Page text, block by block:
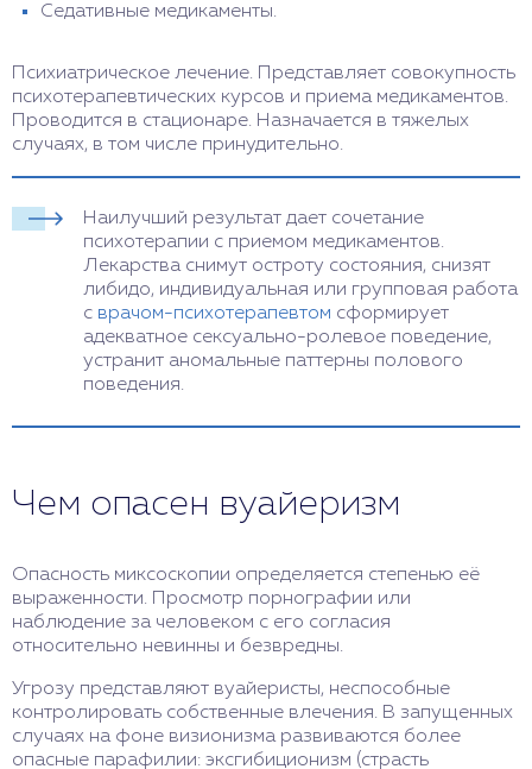
Седативные медикаменты.
Психиатрическое лечение. Представляет совокупность
психотерапевтических курсов и приема медикаментов.
Проводится в стационаре. Назначается в тяжелых
случаях, в том числе принудительно.
Наилучший результат дает сочетание
психотерапии с приемом медикаментов.
Лекарства снимут остроту состояния, снизят
либидо, индивидуальная или групповая работа
с врачом-психотерапевтом сформирует
адекватное сексуально-ролевое поведение,
устранит аномальные паттерны полового
поведения.
Чем опасен вуайеризм
Опасность миксоскопии определяется степенью её
выраженности. Просмотр порнографии или
наблюдение за человеком с его согласия
относительно невинны и безвредны.
Угрозу представляют вуайеристы, неспособные
контролировать собственные влечения. В запущенных
случаях на фоне визионизма развиваются более
опасные парафилии: эксгибиционизм (страсть